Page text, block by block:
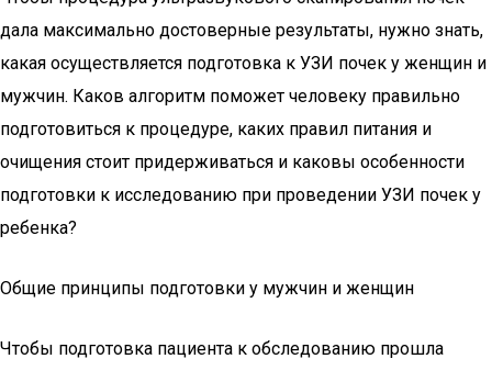
дала максимально достоверные результаты, нужно знать,
какая осуществляется подготовка к УЗИ почек у женщин и
мужчин. Каков алгоритм поможет человеку правильно
подготовиться к процедуре, каких правил питания и
очищения стоит придерживаться и каковы особенности
подготовки к исследованию при проведении УЗИ почек у
ребенка?
Общие принципы подготовки у мужчин и женщин
Чтобы подготовка пациента к обследованию прошла